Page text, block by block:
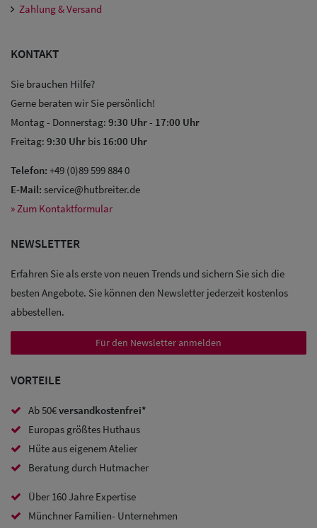
Sale: Caps
Sale:
Baseball
Caps
Sale: Army
Caps
Sale:
Trucker
Caps
mit
Zahlung & Versand
KONTAKT
Sie brauchen Hilfe?
Gerne beraten wir Sie persönlich!
Montag - Donnerstag: 9:30 Uhr- 17:00 Uhr
Freitag: 9:30 Uhr bis 16:00 Uhr
Telefon: +49 (0)89 599 884 0
E-Mail: service@hutbreiter.de
» Zum Kontaktformular
NEWSLETTER
Erfahren Sie als erste von neuen Trends und sichern Sie sich die
besten Angebote. Sie können den Newsletter jederzeit kostenlos
abbestellen.
Für den Newsletter anmelden
VORTEILE
Ab 50€versandkostenfrei*
Europas größtes Huthaus
Hüte aus eigenem Atelier
Beratung durch Hutmacher
Über 160 Jahre Expertise
Münchner Familien- Unternehmen